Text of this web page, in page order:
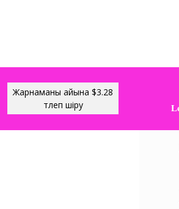
Жарнаманы айына $3.28
төлеп өшіру